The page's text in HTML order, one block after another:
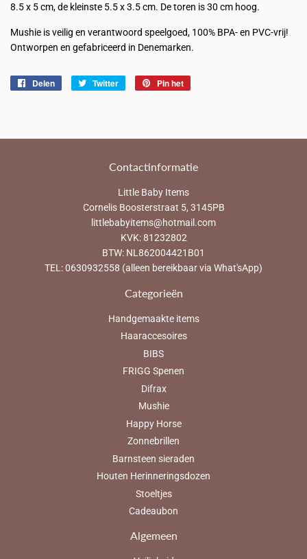
8.5 x 5 cm, de kleinste 5.5 x 3.5 cm. De toren is 30 cm hoog.
Mushie is veilig en verantwoord speelgoed, 100% BPA- en PVC-vrij!
Ontworpen en gefabriceerd in Denemarken.
Delen
Delen
Twitter
TwitterenPin het
Contactinformatie
Little Baby Items
Cornelis Boosterstraat 5, 3145PB
littlebabyitems@hotmail.com
KVK: 81232802
BTW: NL862004421B01
TEL: 0630932558 (alleen bereikbaar via What'sApp)
Categorieën
Handgemaakte items
Haaraccesoires
BIBS
FRIGG Spenen
Difrax
Mushie
Happy Horse
Zonnebrillen
Barnsteen sieraden
Houten Herinneringsdozen
Stoeltjes
Cadeaubon
Algemeen